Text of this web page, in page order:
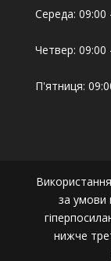
Середа: 09:00
Четвер: 09:00
П'ятниця:
за умови
нижче